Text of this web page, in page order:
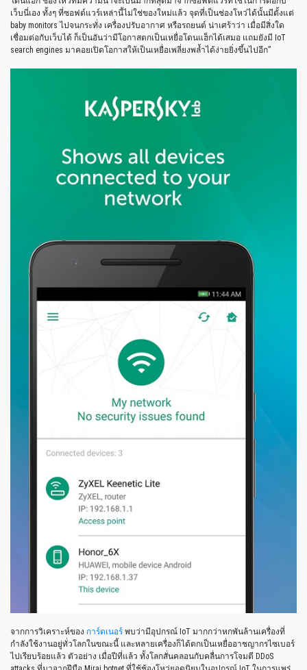
เว็บนี่เอง ทั้งๆ ที่ซอฟต์แวร์เหล่านี้ไม่ใช่ของใหม่แล้ว จุดที่เป็นช่องโหว่ได้นั้นมีตั้งแต่
baby monitors ไปจนกระทั่ง เครื่องปรับอากาศ หรือรถยนต์ น่าเศร้าว่า เมื่อมีสิ่งใด
เชื่อมต่อกับเว็บได้ ก็เป็นอันว่ามีโอกาสตกเป็นเหยื่อโดนแฮ็กได้เสมอ แถมยังมี IoT
search engines มาคอยเปิดโอกาสให้เป็นเหยื่อเพลี่ยงพล้ำได้ง่ายยิ่งขึ้นไปอีก”
จากการวิเคราะห์ของ การ์ตเนอร์ พบว่ามีอุปกรณ์ IoT มากกว่าหกพันล้านเครื่องที่
กำลังใช้งานอยู่ทั่วโลกในขณะนี้ และหลายเครื่องก็ได้ตกเป็นเหยื่ออาชญากรไซเบอร์
ไปเรียบร้อยแล้ว ตัวอย่าง เมื่อปีที่แล้ว ทั้งโลกสั่นคลอนกับคลื่นการโจมตี DDoS